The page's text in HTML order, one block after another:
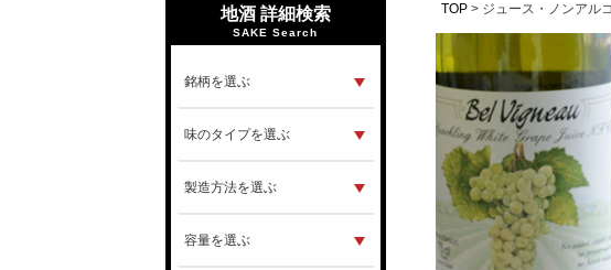
地酒 詳細検索
SAKE Search
TOP ジュース・ノンアル